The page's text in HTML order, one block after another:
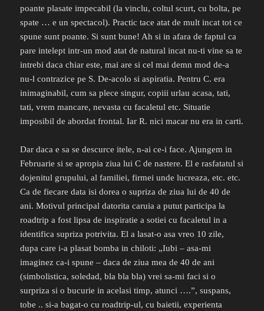
poante plasate impecabil (la vinclu, coltul scurt, cu bolta, pe
spate … e un spectacol). Practic tace atat de mult incat tot ce
spune sunt poante. Si sunt bune! Ah si in afara de faptul ca
pare intelept intr-un mod atat de natural incat nu-ti vine sa te
intrebi daca chiar este, mai are si cel mai demn mod de-a
nu-l contrazice pe S. De-acolo si aspiratia. Pentru C. era
inimaginabil, cum sa plece singur, copiii urlau acasa, tati,
tati, vrem mancare, nevasta cu facaletul etc. Situatie
imposibil de abordat frontal. Iar R. nici macar nu era in carti.
Dar daca e sa se descurce itele, n-ai ce-i face. Ajungem in
Februarie si se apropia ziua lui C de nastere. El e rasfatatul si
dojenitul grupului, al familiei, firmei unde lucreaza, etc. etc.
Ca de fiecare data isi dorea o supriza de ziua lui de 40 de
ani. Motivul principal datorita caruia a putut participa la
roadtrip a fost lipsa de inspiratie a sotiei cu facaletul in a
identifica supriza potrivita. El a lasat-o asa vreo 10 zile,
dupa care i-a plasat bomba in chiloti: „Iubi – asa-mi
imaginez ca-i spune – daca de ziua mea de 40 de ani
(simbolistica, soledad, bla bla bla) vrei sa-mi faci si o
surpriza si o bucurie in acelasi timp, atunci ….”, suspans,
tobe .. si-a bagat-o cu roadtrip-ul, cu baietii, experienta